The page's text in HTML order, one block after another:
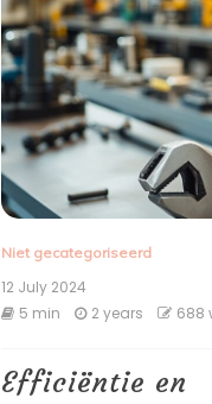
Niet gecategoriseerd
12 July 2024
5 min
2 years 688
Efficiëntie en